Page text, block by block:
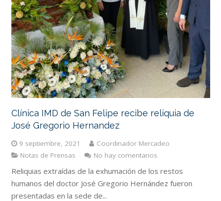
Clínica IMD de San Felipe recibe reliquia de
José Gregorio Hernandez
9 septiembre, 2021
Coordinador Mercadeo
Notas de Prensas
No hay comentarios
Reliquias extraídas de la exhumación de los restos
humanos del doctor José Gregorio Hernández fueron
presentadas en la sede de...